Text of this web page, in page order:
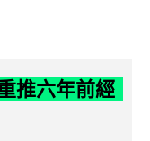
推六年前經